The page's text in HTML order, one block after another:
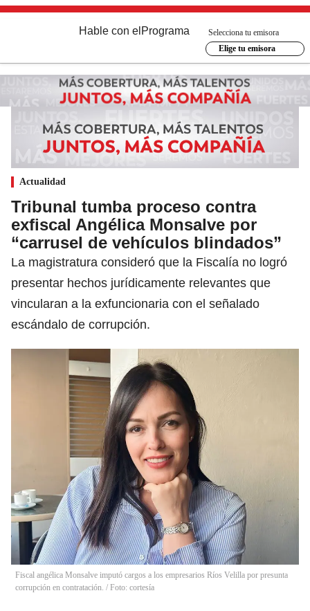
Hable con el Programa
Selecciona tu emisora
Elige tu emisora
Actualidad
Tribunal tumba proceso contra
exfiscal Angélica Monsalve por
“carrusel de vehículos blindados”
La magistratura consideró que la Fiscalía no logró
presentar hechos jurídicamente relevantes que
vincularan a la exfuncionaria con el señalado
escándalo de corrupción.
Fiscal angélica Monsalve imputó cargos a los empresarios Ríos Velilla por presunta
corrupción en contratación. / Foto: cortesía